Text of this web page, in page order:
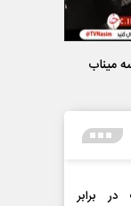
میناب
تا بن‌بست ترامپ